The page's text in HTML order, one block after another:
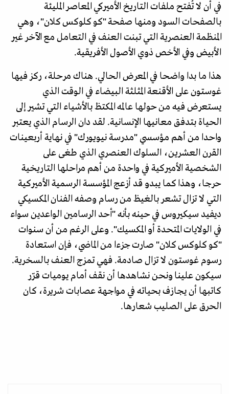
في أن لا تُفتح ملفات التاريخ الأميركي المعاصر المليئة
بالصفحات السود ومنها صفحة "كو كلوكس كلان"، وهي
المنظمة العنصرية التي تبنت العنف في التعامل مع الآخر غير
الأبيض وفي الأخص ذوي الأصول الأفريقية.
هذا ما بدا واضحا في المعرض الحالي. هناك مرحلة، ركز فيها
غوستون على الأقنعة المثلثة البيضاء في الوقت الذي
يستعرض فيه من حولها عالمه المكتظ بالأشياء التي تشير إلى
الحياة بتدفق معانيها الإنسانية. لقد دان الرسام الذي يعتبر
واحدا من أهم مؤسسي "مدرسة نيويورك" في نهاية أربعينات
القرن العشرين، السلوك العنصري الذي طغى على
الشخصية الأميركية في واحدة من أهم مراحلها التاريخية
حرجا، وهذا كما يبدو قد أزعج المؤسسة الرسمية الأميركية
التي لا تزال تشعر بالغيظ من رسام وصفه الفنان المكسيكي
ديفيد سيكيروس في حينه بأنه "أحد الرسامين الواعدين سواء
في الولايات المتحدة أو المكسيك". وعلى الرغم من أن سنوات
"كو كلوكس كلان" صارت جزءا من الماضي، فإن استعادة
رسوم غوستون لا تزال صادمة. فهي تمزج العنف بالسخرية.
سيكون علينا ونحن نشاهدها أن نقف أمام يوميات قرّر
كاتبها أن يجازف بحياته في مواجهة عصابات شريرة، كان
الحرق على الصليب شعارها.